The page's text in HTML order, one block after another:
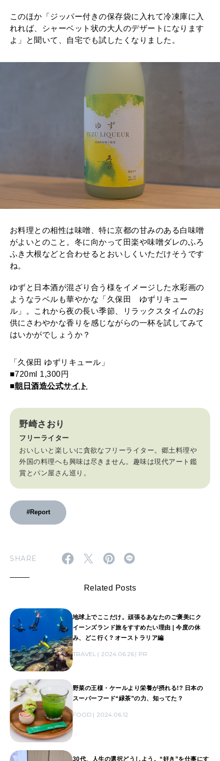
このほか「ジッパー付きの保存袋に入れて冷凍庫に入
れれば、シャーベット状の大人のデザートになります
よ」と聞いて、自宅でも試したくなりました。
お料理との相性は味噌、特に京都の甘みのある白味噌
がよいとのこと。冬に向かって田楽や味噌ダレのふろ
ふき大根などと合わせるとおいしくいただけそうです
ね。
ゆずと日本酒が混ざり合う様をイメージした水彩画の
ようなラベルも華やかな「久保田 ゆずリキュー
ル」。これから夜の長い季節、リラックスタイムのお
供にさわやかな香りを感じながらの一杯を試してみて
はいかがでしょうか？
「久保田 ゆずリキュール」
■720ml 1,300円
■朝日酒造公式サイト
野崎さおり
フリーライター
おいしいと楽しいに貪欲なフリーライター。郷土料理や
外国の料理へも興味は尽きません。趣味は現代アート鑑
賞とパン屋さん巡り。
#Report
SHARE
Related Posts
地球上でここだけ。頑張るあなたのご褒美にク
イーンズランド旅をすすめたい理由 | 今度の休
み、どこ行く? オーストラリア編
TRAVEL 2024.06.26 PR
野菜の王様・ケールより栄養が摂れる!? 日本の
スーパーフード“緑茶”の力、知ってた？
FOOD 2024.06.12
30代、人生の選択どうしよう。“好き”を仕事にす